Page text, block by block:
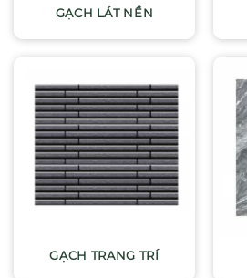
GẠCH LÁT NỀN
GẠCH TRANG TRÍ